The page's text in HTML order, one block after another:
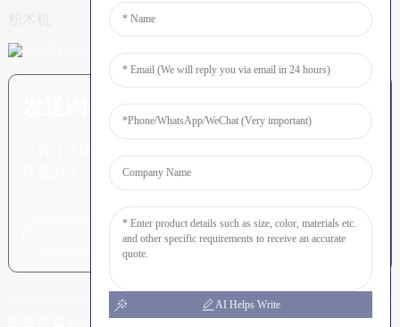
发送询价：准备了解更多信息
点击咨询
AI Helps Write